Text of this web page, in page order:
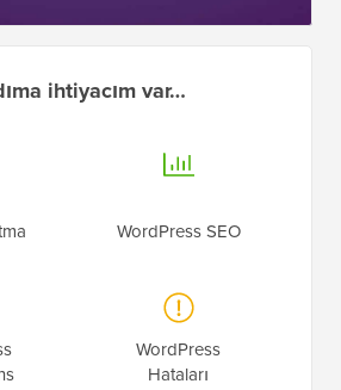
ihtiyacım var…
WordPress SEO
WordPress
Hataları